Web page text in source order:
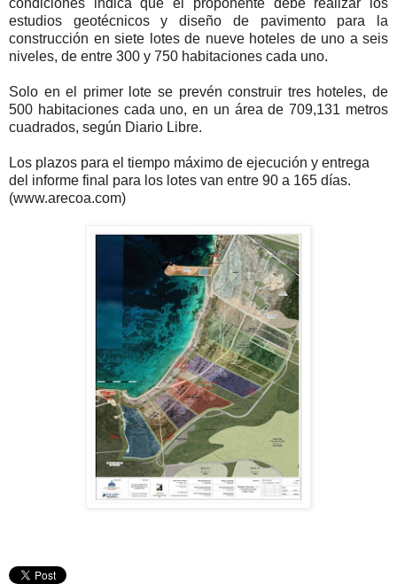
estudios geotécnicos y diseño de pavimento para la
construcción en siete lotes de nueve hoteles de uno a seis
niveles, de entre 300 y 750 habitaciones cada uno.
Solo en el primer lote se prevén construir tres hoteles, de
500 habitaciones cada uno, en un área de 709,131 metros
cuadrados, según Diario Libre.
Los plazos para el tiempo máximo de ejecución y entrega
del informe final para los lotes van entre 90 a 165 días.
(www.arecoa.com)